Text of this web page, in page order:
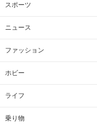
スポーツ
ニュース
ファッション
ホビー
ライフ
乗り物